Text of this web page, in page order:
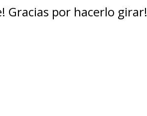
por hacerlo girar!